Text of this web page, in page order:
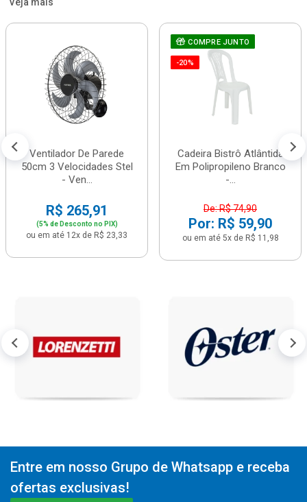
Ventilador De Parede
50cm 3 Velocidades Stel
- Ven...
R$ 265,91
(5% de Desconto no PIX)
ou em até 12x de R$ 23,33
COMPRE JUNTO
-20%
Cadeira Bistrô Atlântida
Em Polipropileno Branco
-...
De: R$ 74,90
Por: R$ 59,90
ou em até 5x de R$ 11,98
Entre em nosso Grupo de Whatsapp e receba
ofertas exclusivas!